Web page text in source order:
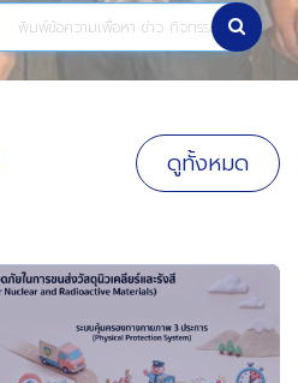
ดูทั้งหมด